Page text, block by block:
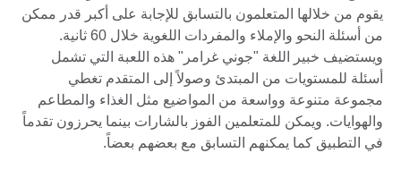
يقوم من خلالها المتعلمون بالتسابق للإجابة على أكبر قدر ممكن
من أسئلة النحو والإملاء والمفردات اللغوية خلال 60 ثانية.
ويستضيف خبير اللغة "جوني غرامر" هذه اللعبة التي تشمل
أسئلة للمستويات من المبتدئ وصولاً إلى المتقدم تغطي
مجموعة متنوعة وواسعة من المواضيع مثل الغذاء والمطاعم
والهوايات. ويمكن للمتعلمين الفوز بالشارات بينما يحرزون تقدماً
في التطبيق كما يمكنهم التسابق مع بعضهم بعضاً.